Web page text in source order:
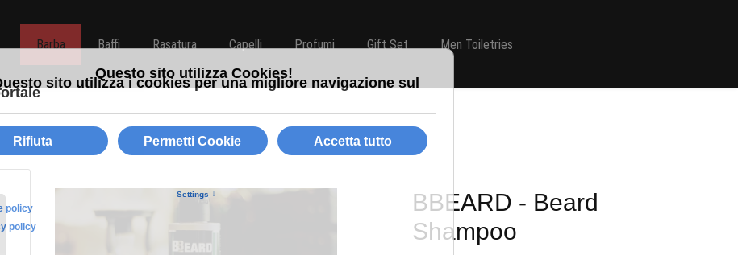
Barba Baffi Rasatura Capelli Profumi Gift Set Men Toiletries
BBEARD - Beard
Shampoo